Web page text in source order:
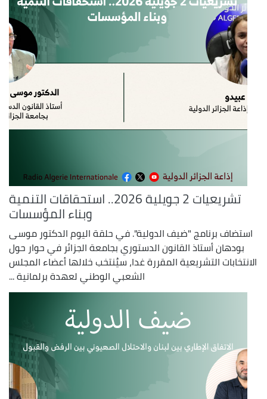
تشريعيات 2 جويلية 2026.. استحقاقات التنمية
وبناء المؤسسات
استضاف برنامج "ضيف الدولية". في حلقة اليوم الدكتور موسى
بودهان أستاذ القانون الدستوري بجامعة الجزائر في حوار حول
الانتخابات التشريعية المقررة غدا، سيُنتخب خلالها أعضاء المجلس
الشعبي الوطني لعهدة برلمانية ...